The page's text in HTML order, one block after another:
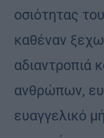
οσιότητας
καθέναν
αδιαντροπιά
ανθρώπων,
ευαγγελικό